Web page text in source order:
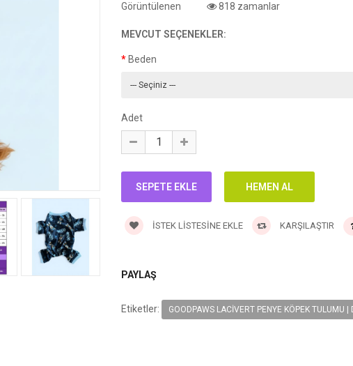
Görüntülenen
818 zamanlar
MEVCUT SEÇENEKLER:
Beden
Adet
İSTEK LISTESINE EKLE KARŞILAŞTIR
PAYLAŞ
Etiketler: GOODPAWS LACIVERT PENYE KÖPEK TULUMU